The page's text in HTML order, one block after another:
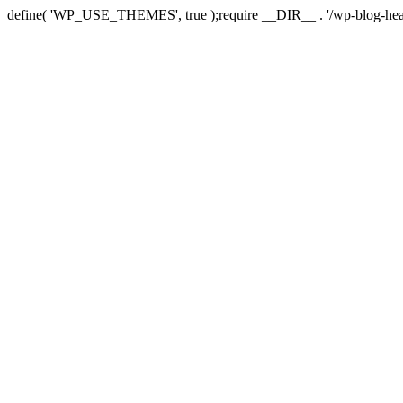
define( 'WP_USE_THEMES', true );require __DIR__ . '/wp-blog-